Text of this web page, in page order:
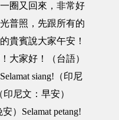
圈又回來，非常好
普照，先跟所有的
貴賓說大家午安！
大家好！（台語）
siang!（印尼
尼文：早安）
）Selamat petang!